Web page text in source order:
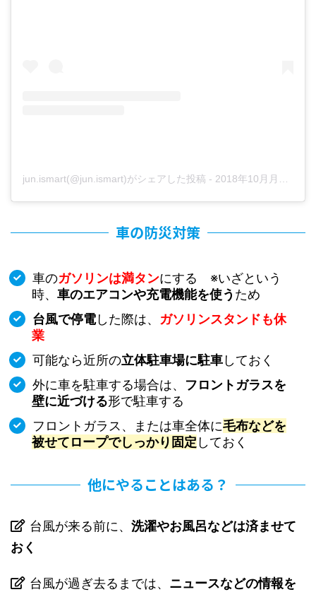
jun.ismart(@jun.ismart)がシェアした投稿 - 2018年10月月4日午後9時50分PDT
車の防災対策
車のガソリンは満タンにする ※いざという
時、 車のエアコンや充電機能を使う ため
台風で停電した際は、
ガソリンスタンドも休
業
可能なら近所の立体駐車場に駐車しておく
外に車を駐車する場合は、
フロントガラスを
壁に近づける形で駐車する
フロントガラス、または車全体に毛布などを
被せてロープでしっかり固定 しておく
他にやることはある？
台風が来る前に、 洗濯やお風呂などは済ませて
おく
台風が過ぎ去るまでは、 ニュースなどの情報を